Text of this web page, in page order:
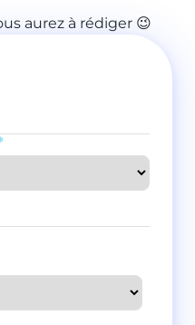
aurez à rédiger 😉